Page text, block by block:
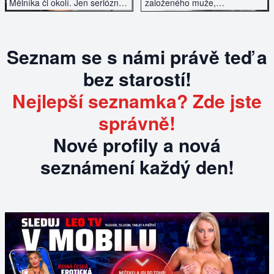
ne vitpálci, tak napište.
inteligentního a vysoké
Seznam se s námi právě teď a
bez starostí!
Nejlepší seznamka? Zde jste
správně!
Nové profily a nová
seznámení každý den!